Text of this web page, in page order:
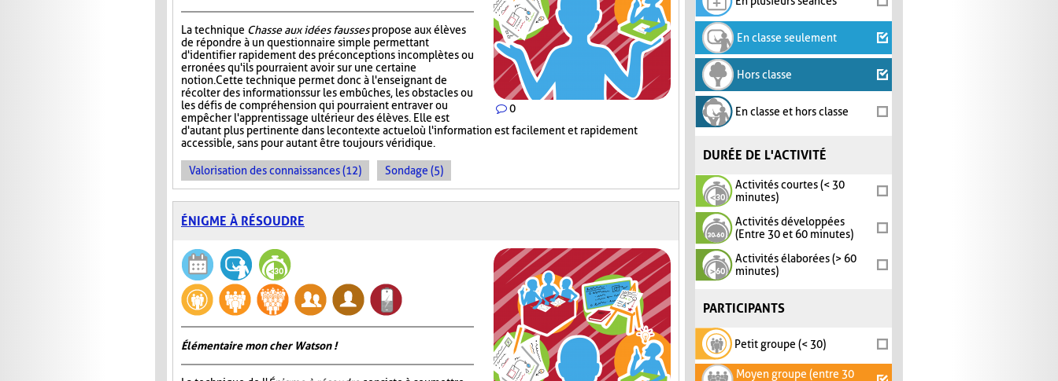
En classe seulement
Hors classe
En classe et hors classe
DURÉE DE L'ACTIVITÉ
Activités courtes (< 30
minutes)
Activités développées
(Entre 30 et 60 minutes)
Activités élaborées (> 60
minutes)
PARTICIPANTS
Petit groupe (< 30)
Moyen groupe (entre 30
0
La technique Chasse aux idées faussespropose aux élèves
de répondre à un questionnaire simple permettant
d'identifier rapidement des préconceptions incomplètes ou
erronées qu'ils pourraient avoir sur une certaine
notion. Cette technique permet donc à l'enseignant de
récolter des informations sur les embûches, les obstacles ou
les défis de compréhension qui pourraient entraver ou
empêcher l'apprentissage ultérieur des élèves. Elle est
d'autant plus pertinente dans le contexte actuel où l'information est facilement et rapidement
accessible, sans pour autant être toujours véridique.
Valorisation des connaissances (12) Sondage (5)
ÉNIGME À RÉSOUDRE
Élémentaire mon cher Watson !